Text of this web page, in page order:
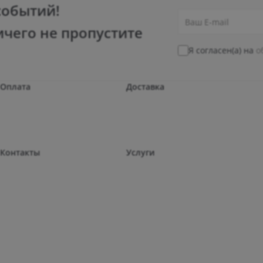
не пропустите
Я согласен(а) на
Оплата Доставка
Контакты Услуги